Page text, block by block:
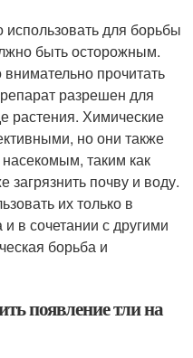
для борьбы
быть осторожным.
прочитать
разрешен для
растения. Химические
но они также
таким как
загрязнить почву и воду.
их только в
в сочетании с другими
борьба и
появление тли на